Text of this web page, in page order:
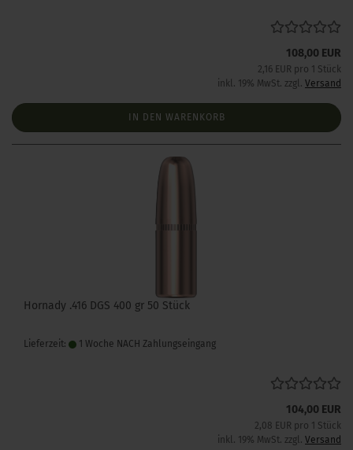
108,00 EUR
2,16 EUR pro 1 Stück
inkl. 19% MwSt. zzgl. Versand
IN DEN WARENKORB
Hornady .416 DGS 400 gr 50 Stück
Lieferzeit: 1 Woche NACH Zahlungseingang
104,00 EUR
2,08 EUR pro 1 Stück
inkl. 19% MwSt. zzgl. Versand